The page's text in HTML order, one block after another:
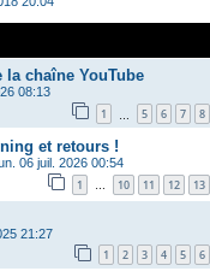
chaîne YouTube
08:13
1 5 6 7 8
et retours !
06 juil. 2026 00:54
1 … 10 11 12 13
21:27
1 2 3 4 5 6